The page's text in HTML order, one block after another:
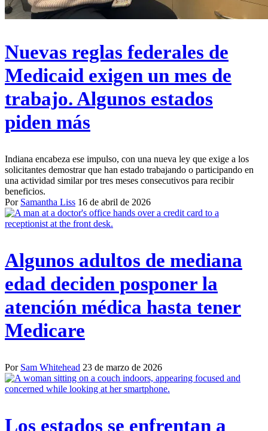
Nuevas reglas federales de
Medicaid exigen un mes de
trabajo. Algunos estados
piden más
Indiana encabeza ese impulso, con una nueva ley que exige a los
solicitantes demostrar que han estado trabajando o participando en
una actividad similar por tres meses consecutivos para recibir
beneficios.
Por Samantha Liss 16 de abril de 2026
Algunos adultos de mediana
edad deciden posponer la
atención médica hasta tener
Medicare
Por Sam Whitehead 23 de marzo de 2026
Los estados se enfrentan a